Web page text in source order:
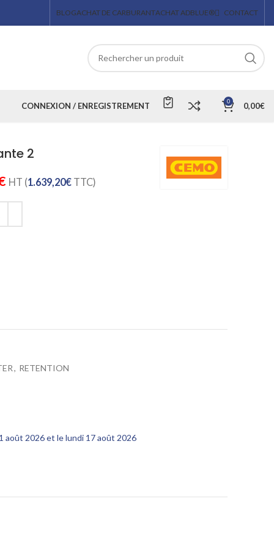
BLOGACHAT DE CARBURANTACHAT ADBLUE® CONTACT
CONNEXION / ENREGISTREMENT 0 0,00€
2
HT (1.639,20€TTC)
, RETENTION
août 2026 et le lundi 17 août 2026